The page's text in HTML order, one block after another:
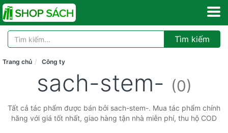
Tìm kiếm
Trang chủ Công ty
sach-stem- (0)
Tất cả tác phẩm được bán bởi sach-stem-. Mua tác phẩm chính
hãng với giá tốt nhất, giao hàng tận nhà miễn phí, thu hộ COD